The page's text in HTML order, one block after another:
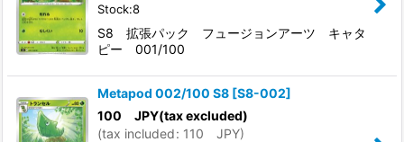
Stock:8
S8 拡張パック フュージョンアーツ キャタ
ピー 001/100
Metapod 002/100 S8 [S8-002]
100 JPY(tax excluded)
(tax included: 110 JPY)